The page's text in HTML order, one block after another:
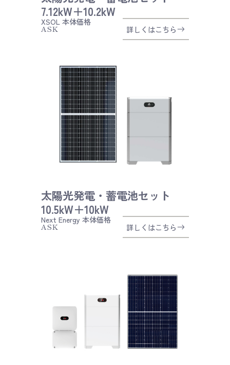
7.12kW＋10.2kW
XSOL 本体価格
ASK 詳しくはこちら
太陽光発電・蓄電池セット
10.5kW＋10kW
Next Energy 本体価格
ASK 詳しくはこちら